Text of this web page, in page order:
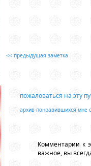
<< предыдущая заметка
пожаловаться на эту
архив понравившихся мне
Комментарии к
важное, вы